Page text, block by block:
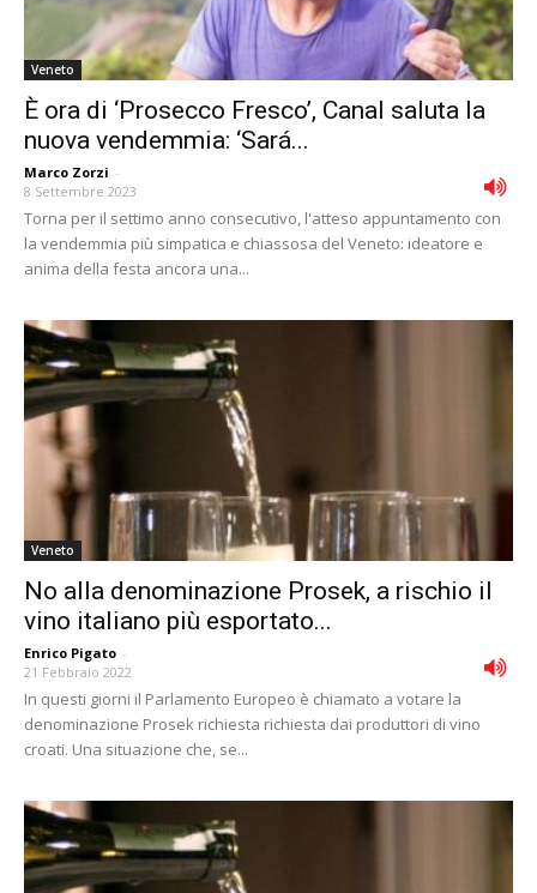
Veneto
È ora di ‘Prosecco Fresco’, Canal saluta la
nuova vendemmia: ‘Sará...
Marco Zorzi -
8 Settembre 2023
Torna per il settimo anno consecutivo, l'atteso appuntamento con
la vendemmia più simpatica e chiassosa del Veneto: ideatore e
anima della festa ancora una...
Veneto
No alla denominazione Prosek, a rischio il
vino italiano più esportato...
Enrico Pigato -
21 Febbraio 2022
In questi giorni il Parlamento Europeo è chiamato a votare la
denominazione Prosek richiesta richiesta dai produttori di vino
croati. Una situazione che, se...